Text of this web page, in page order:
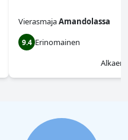
VierasmajaAmandolassa
9.4 Erinomainen
Alkaen